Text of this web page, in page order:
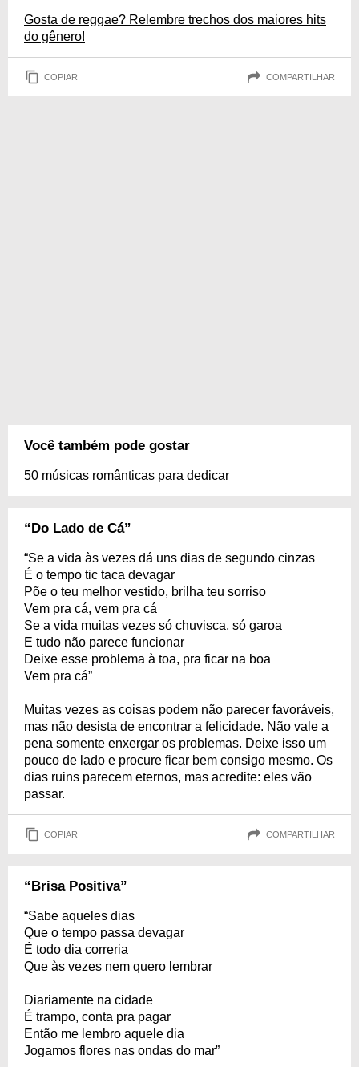
Gosta de reggae? Relembre trechos dos maiores hits
do gênero!
COPIAR COMPARTILHAR
Você também pode gostar
50 músicas românticas para dedicar
“Do Lado de Cá”
“Se a vida às vezes dá uns dias de segundo cinzas
É o tempo tic taca devagar
Põe o teu melhor vestido, brilha teu sorriso
Vem pra cá, vem pra cá
Se a vida muitas vezes só chuvisca, só garoa
E tudo não parece funcionar
Deixe esse problema à toa, pra ficar na boa
Vem pra cá”
Muitas vezes as coisas podem não parecer favoráveis,
mas não desista de encontrar a felicidade. Não vale a
pena somente enxergar os problemas. Deixe isso um
pouco de lado e procure ficar bem consigo mesmo. Os
dias ruins parecem eternos, mas acredite: eles vão
passar.
COPIAR COMPARTILHAR
“Brisa Positiva”
“Sabe aqueles dias
Que o tempo passa devagar
É todo dia correria
Que às vezes nem quero lembrar
Diariamente na cidade
É trampo, conta pra pagar
Então me lembro aquele dia
Jogamos flores nas ondas do mar”